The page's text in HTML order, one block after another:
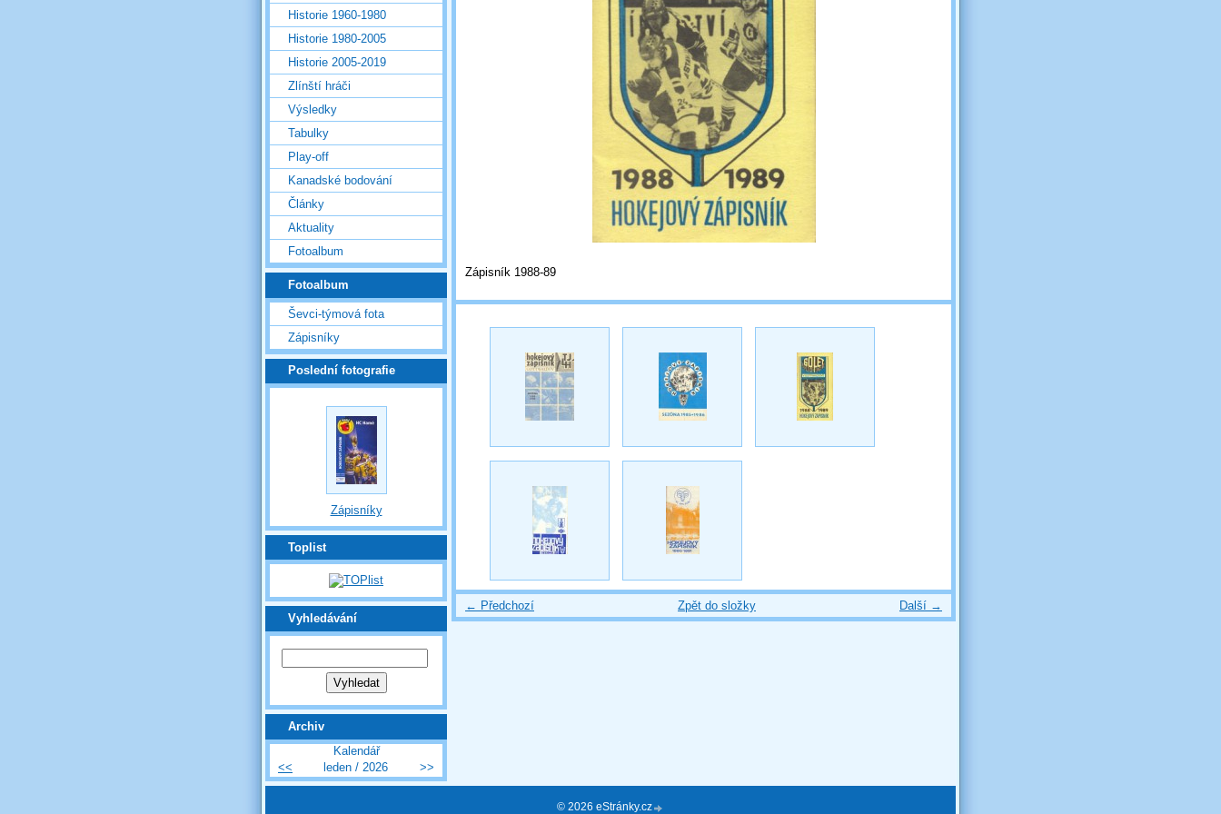
Zápisník 1988-89
← Předchozí Další →
Zpět do složky
Historie 1960-1980
Historie 1980-2005
Historie 2005-2019
Zlínští hráči
Výsledky
Tabulky
Play-off
Kanadské bodování
Články
Aktuality
Fotoalbum
Fotoalbum
Ševci-týmová fota
Zápisníky
Poslední fotografie
Zápisníky
Toplist
Vyhledávání
Archiv
Kalendář
<<
leden / 2026 >>
© 2026 eStránky.cz